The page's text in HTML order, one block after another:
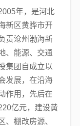
年，是河北
新区黄骅市开
责沧州渤海新
、能源、交通
集团自成立以
发展，在沿海
作用，先后在
亿元，建设黄
、棚改房源、